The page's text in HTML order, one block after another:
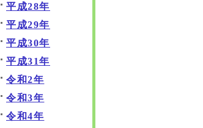
平成28年
平成29年
平成30年
平成31年
令和2年
令和3年
令和4年